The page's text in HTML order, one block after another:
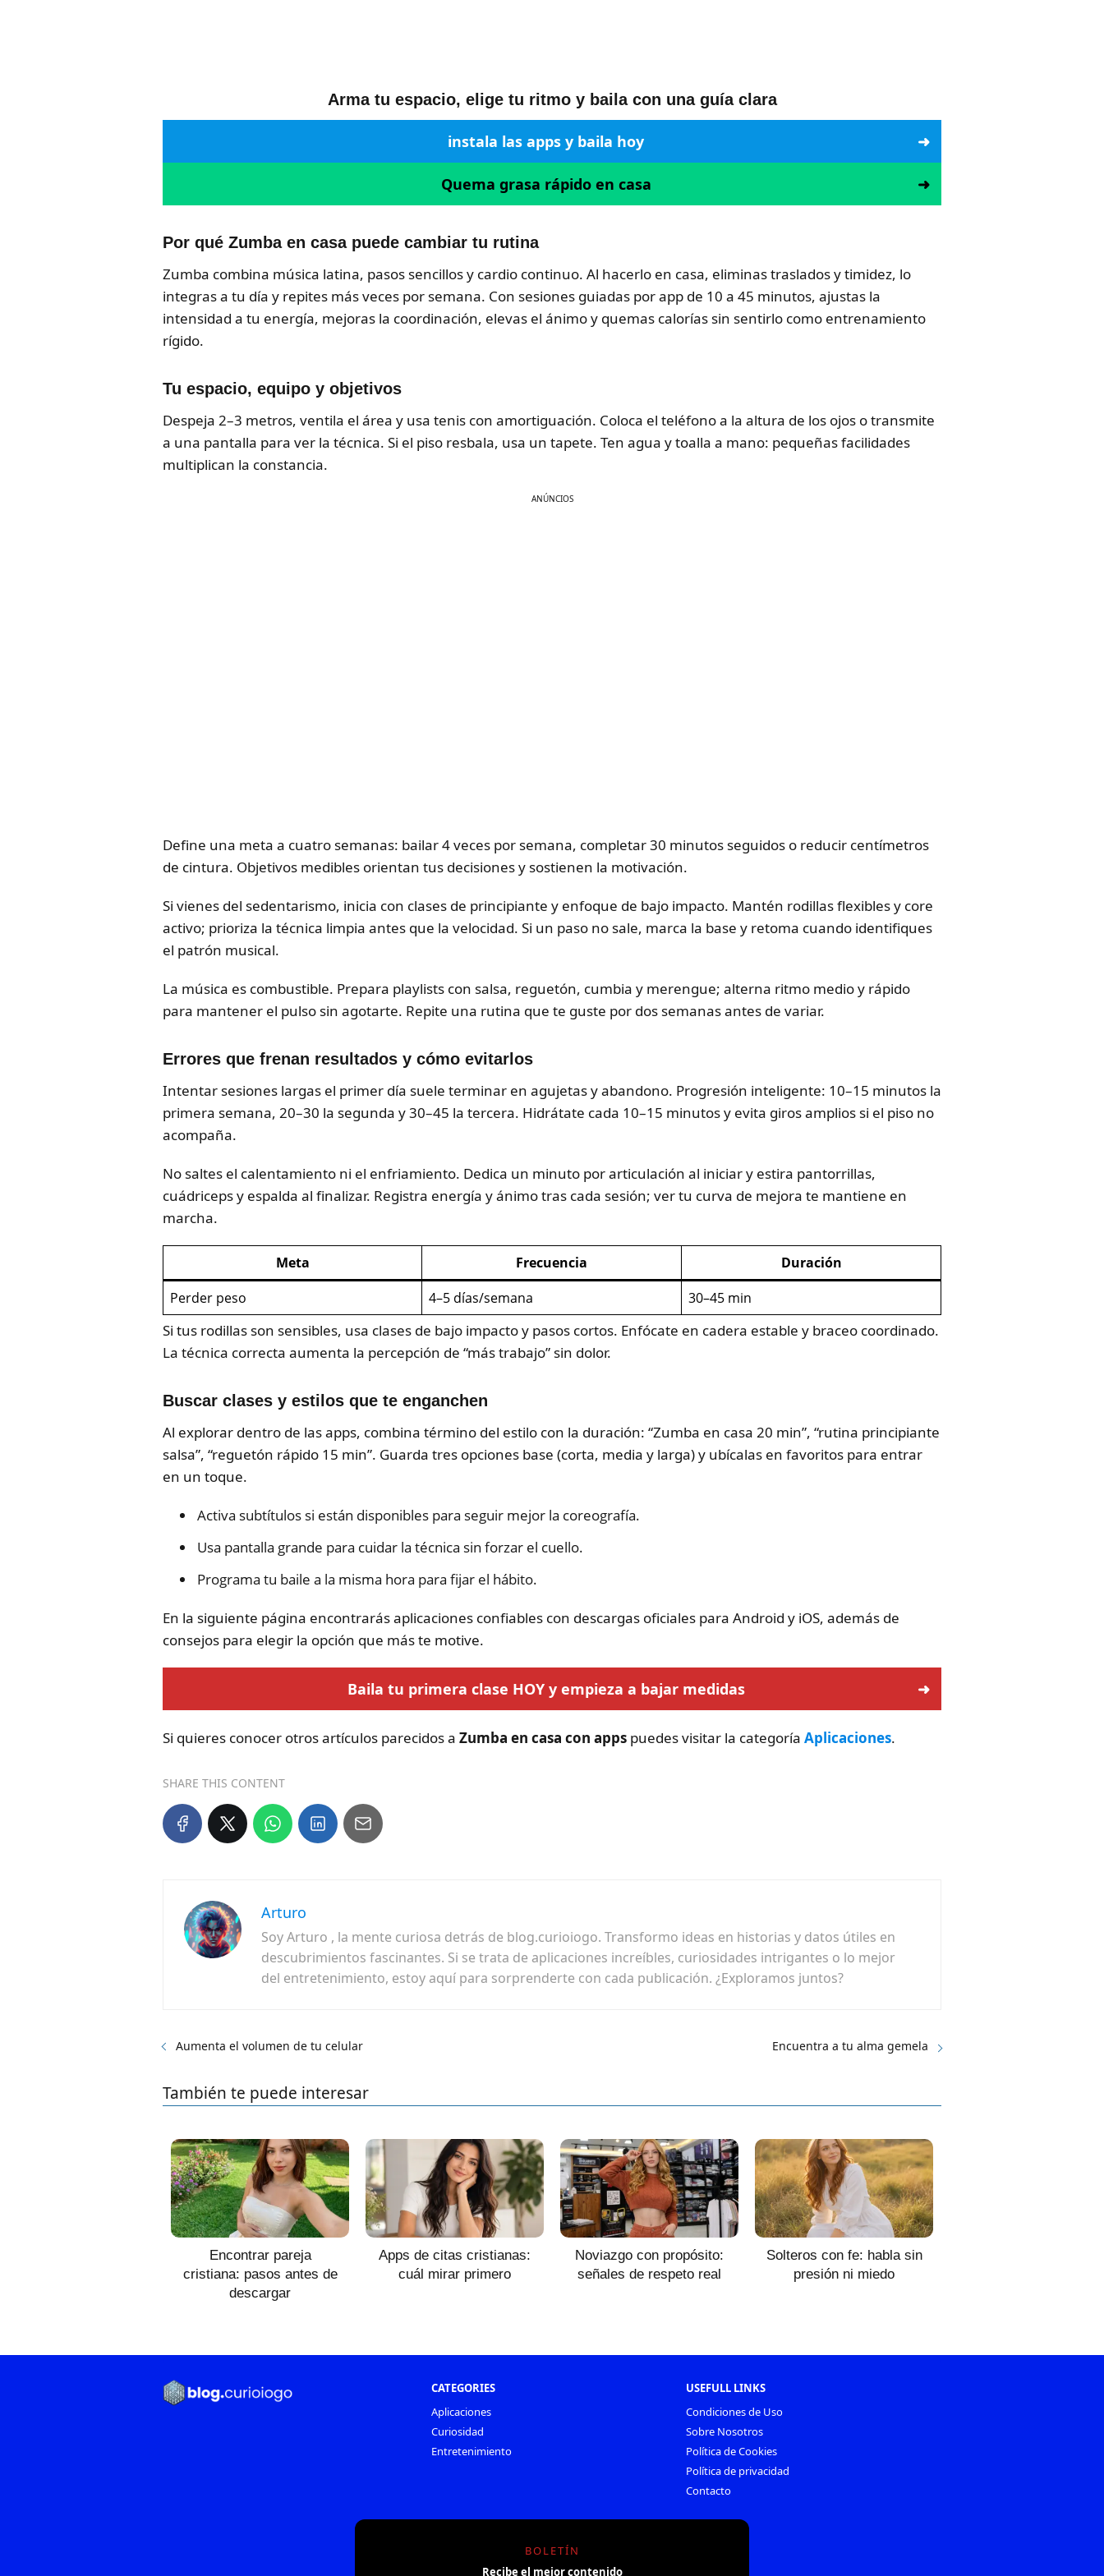
Arma tu espacio, elige tu ritmo y baila con una guía clara
instala las apps y baila hoy
Quema grasa rápido en casa
Por qué Zumba en casa puede cambiar tu rutina
Zumba combina música latina, pasos sencillos y cardio continuo. Al hacerlo en casa, eliminas traslados y timidez, lo
integras a tu día y repites más veces por semana. Con sesiones guiadas por app de 10 a 45 minutos, ajustas la
intensidad a tu energía, mejoras la coordinación, elevas el ánimo y quemas calorías sin sentirlo como entrenamiento
rígido.
Tu espacio, equipo y objetivos
Despeja 2–3 metros, ventila el área y usa tenis con amortiguación. Coloca el teléfono a la altura de los ojos o transmite
a una pantalla para ver la técnica. Si el piso resbala, usa un tapete. Ten agua y toalla a mano: pequeñas facilidades
multiplican la constancia.
ANÚNCIOS
Define una meta a cuatro semanas: bailar 4 veces por semana, completar 30 minutos seguidos o reducir centímetros
de cintura. Objetivos medibles orientan tus decisiones y sostienen la motivación.
Si vienes del sedentarismo, inicia con clases de principiante y enfoque de bajo impacto. Mantén rodillas flexibles y core
activo; prioriza la técnica limpia antes que la velocidad. Si un paso no sale, marca la base y retoma cuando identifiques
el patrón musical.
La música es combustible. Prepara playlists con salsa, reguetón, cumbia y merengue; alterna ritmo medio y rápido
para mantener el pulso sin agotarte. Repite una rutina que te guste por dos semanas antes de variar.
Errores que frenan resultados y cómo evitarlos
Intentar sesiones largas el primer día suele terminar en agujetas y abandono. Progresión inteligente: 10–15 minutos la
primera semana, 20–30 la segunda y 30–45 la tercera. Hidrátate cada 10–15 minutos y evita giros amplios si el piso no
acompaña.
No saltes el calentamiento ni el enfriamiento. Dedica un minuto por articulación al iniciar y estira pantorrillas,
cuádriceps y espalda al finalizar. Registra energía y ánimo tras cada sesión; ver tu curva de mejora te mantiene en
marcha.
Meta Frecuencia
Duración
Perder peso
4–5 días/semana 30–45 min
Si tus rodillas son sensibles, usa clases de bajo impacto y pasos cortos. Enfócate en cadera estable y braceo coordinado.
La técnica correcta aumenta la percepción de “más trabajo” sin dolor.
Buscar clases y estilos que te enganchen
Al explorar dentro de las apps, combina término del estilo con la duración: “Zumba en casa 20 min”, “rutina principiante
salsa”, “reguetón rápido 15 min”. Guarda tres opciones base (corta, media y larga) y ubícalas en favoritos para entrar
en un toque.
Activa subtítulos si están disponibles para seguir mejor la coreografía.
Usa pantalla grande para cuidar la técnica sin forzar el cuello.
Programa tu baile a la misma hora para fijar el hábito.
En la siguiente página encontrarás aplicaciones confiables con descargas oficiales para Android y iOS, además de
consejos para elegir la opción que más te motive.
Baila tu primera clase HOY y empieza a bajar medidas
Si quieres conocer otros artículos parecidos a Zumba en casa con apps puedes visitar la categoría Aplicaciones.
SHARE THIS CONTENT
Arturo
Soy Arturo , la mente curiosa detrás de blog.curioiogo. Transformo ideas en historias y datos útiles en
descubrimientos fascinantes. Si se trata de aplicaciones increíbles, curiosidades intrigantes o lo mejor
del entretenimiento, estoy aquí para sorprenderte con cada publicación. ¿Exploramos juntos?
Aumenta el volumen de tu celular Encuentra a tu alma gemela
También te puede interesar
Encontrar pareja
cristiana: pasos antes de
descargar
Apps de citas cristianas:
cuál mirar primero
Noviazgo con propósito:
señales de respeto real
Solteros con fe: habla sin
presión ni miedo
CATEGORIES
Aplicaciones
Curiosidad
Entretenimiento
USEFULL LINKS
Condiciones de Uso
Sobre Nosotros
Política de Cookies
Política de privacidad
Contacto
BOLETÍN
Recibe el mejor contenido